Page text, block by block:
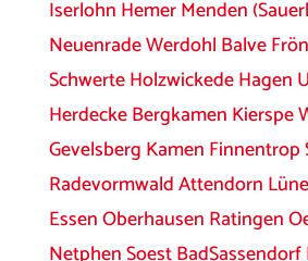
Iserlohn HemerMenden
NeuenradeWerdohl Balve
SchwerteHolzwickedeHagen
HerdeckeBergkamen Kierspe
Gevelsberg Kamen Finnentrop
RadevormwaldAttendorn
EssenOberhausen Ratingen
NetphenSoestBadSassendorf